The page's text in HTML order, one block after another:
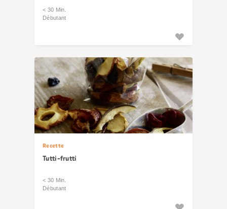
< 30 Min.
Débutant
Recette
Tutti-frutti
< 30 Min.
Débutant